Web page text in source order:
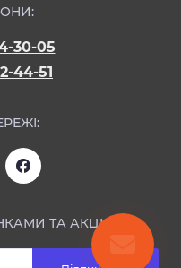
30-05
44-51
ТА АКЦІЯМИ: